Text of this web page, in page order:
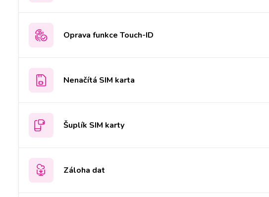
Oprava funkce Touch-ID
Nenačítá SIM karta
Šuplík SIM karty
Záloha dat